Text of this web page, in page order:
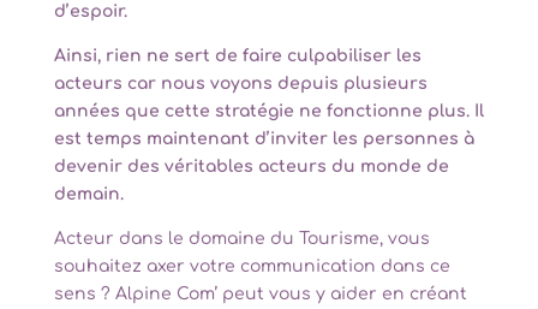
d’espoir.
Ainsi, rien ne sert de faire culpabiliser les
acteurs car nous voyons depuis plusieurs
années que cette stratégie ne fonctionne plus. Il
est temps maintenant d’inviter les personnes à
devenir des véritables acteurs du monde de
demain.
Acteur dans le domaine du Tourisme, vous
souhaitez axer votre communication dans ce
sens ? Alpine Com’ peut vous y aider en créant